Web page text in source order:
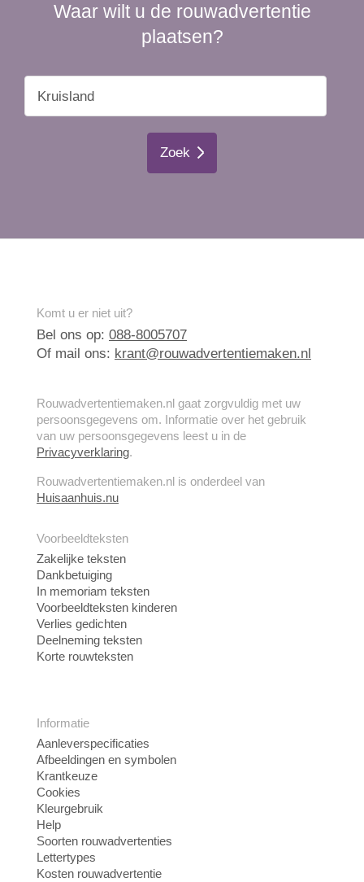
Waar wilt u de rouwadvertentie
plaatsen?
Zoek
Komt u er niet uit?
Bel ons op: 088-8005707
Of mail ons: krant@rouwadvertentiemaken.nl
Rouwadvertentiemaken.nl gaat zorgvuldig met uw
persoonsgegevens om. Informatie over het gebruik
van uw persoonsgegevens leest u in de
Privacyverklaring.
Rouwadvertentiemaken.nl is onderdeel van
Huisaanhuis.nu
Voorbeeldteksten
Zakelijke teksten
Dankbetuiging
In memoriam teksten
Voorbeeldteksten kinderen
Verlies gedichten
Deelneming teksten
Korte rouwteksten
Informatie
Aanleverspecificaties
Afbeeldingen en symbolen
Krantkeuze
Cookies
Kleurgebruik
Help
Soorten rouwadvertenties
Lettertypes
Kosten rouwadvertentie